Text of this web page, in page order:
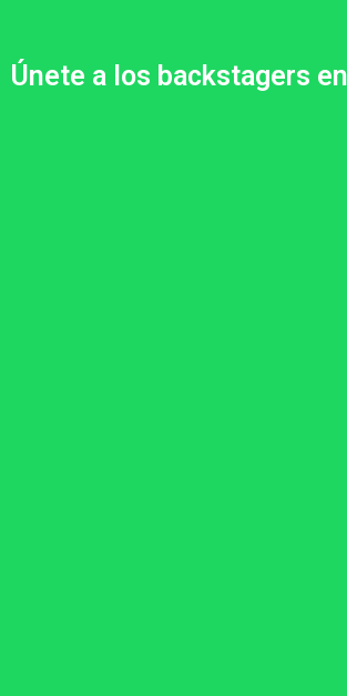
Únete a los backstagers